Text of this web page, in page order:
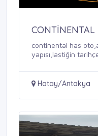
CONTİNENTAL
continental has
yapısı,lastiğin
Hatay/Antakya